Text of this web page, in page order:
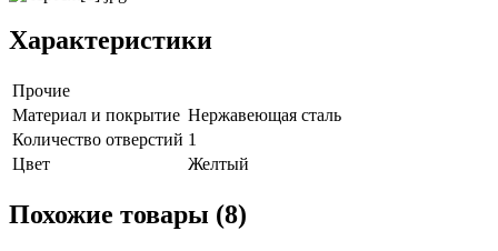
Характеристики
Прочие
Материал и покрытие Нержавеющая сталь
Количество отверстий 1
Цвет
Желтый
Похожие товары (8)